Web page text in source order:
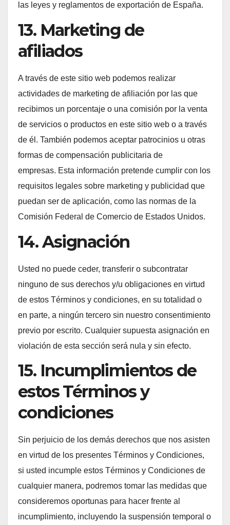
las leyes y reglamentos de exportación de España.
13. Marketing de
afiliados
A través de este sitio web podemos realizar
actividades de marketing de afiliación por las que
recibimos un porcentaje o una comisión por la venta
de servicios o productos en este sitio web o a través
de él. También podemos aceptar patrocinios u otras
formas de compensación publicitaria de
empresas. Esta información pretende cumplir con los
requisitos legales sobre marketing y publicidad que
puedan ser de aplicación, como las normas de la
Comisión Federal de Comercio de Estados Unidos.
14. Asignación
Usted no puede ceder, transferir o subcontratar
ninguno de sus derechos y/u obligaciones en virtud
de estos Términos y condiciones, en su totalidad o
en parte, a ningún tercero sin nuestro consentimiento
previo por escrito. Cualquier supuesta asignación en
violación de esta sección será nula y sin efecto.
15. Incumplimientos de
estos Términos y
condiciones
Sin perjuicio de los demás derechos que nos asisten
en virtud de los presentes Términos y Condiciones,
si usted incumple estos Términos y Condiciones de
cualquier manera, podremos tomar las medidas que
consideremos oportunas para hacer frente al
incumplimiento, incluyendo la suspensión temporal o